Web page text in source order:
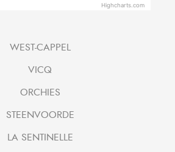
Highcharts.com
WEST-CAPPEL
VICQ
ORCHIES
STEENVOORDE
LA SENTINELLE